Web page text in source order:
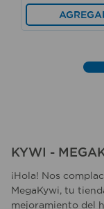
KYWI -
¡Hola! Nos
MegaKywi, tu
mejoramiento del